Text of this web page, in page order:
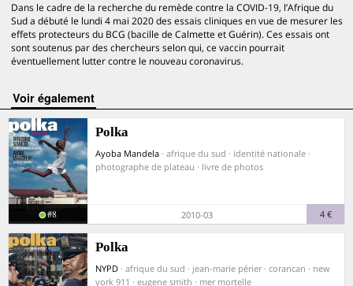
Dans le cadre de la recherche du remède contre la COVID-19, l’Afrique du
Sud a débuté le lundi 4 mai 2020 des essais cliniques en vue de mesurer les
effets protecteurs du BCG (bacille de Calmette et Guérin). Ces essais ont
sont soutenus par des chercheurs selon qui, ce vaccin pourrait
éventuellement lutter contre le nouveau coronavirus.
voir également
Polka
Ayoba Mandela · afrique du sud · identité nationale ·
photographe de plateau · livre de photos
#8 2010-03 4 €
Polka
NYPD · afrique du sud · jean-marie périer · corancan · new
york 911 · eugene smith · mer mortelle